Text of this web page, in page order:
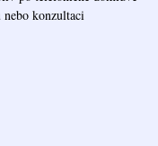
konzultaci